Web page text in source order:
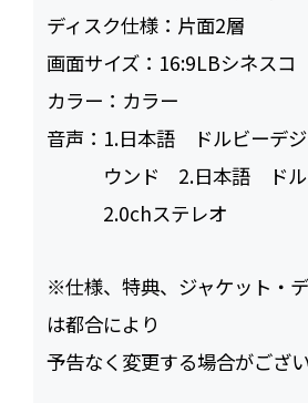
ディスク仕様： 片面2層
画面サイズ： 16:9LBシネスコ
カラー： カラー
音声： 1.日本語 ドルビーデ
ウンド 2.日本語 ドル
2.0chステレオ
※仕様、特典、ジャケット・
は都合により
予告なく変更する場合がござい